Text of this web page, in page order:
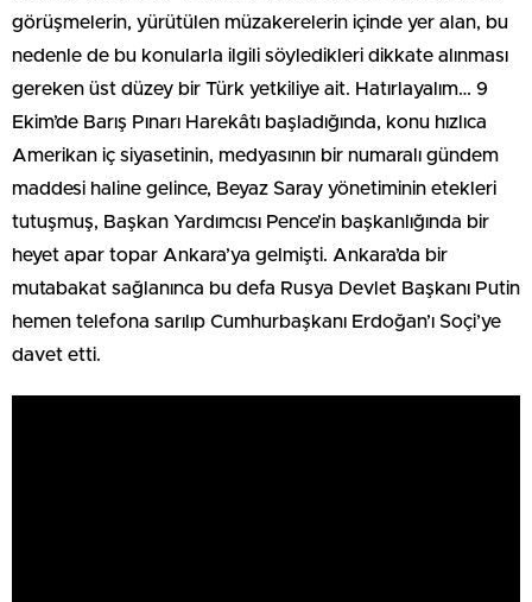
görüşmelerin, yürütülen müzakerelerin içinde yer alan, bu
nedenle de bu konularla ilgili söyledikleri dikkate alınması
gereken üst düzey bir Türk yetkiliye ait. Hatırlayalım… 9
Ekim’de Barış Pınarı Harekâtı başladığında, konu hızlıca
Amerikan iç siyasetinin, medyasının bir numaralı gündem
maddesi haline gelince, Beyaz Saray yönetiminin etekleri
tutuşmuş, Başkan Yardımcısı Pence’in başkanlığında bir
heyet apar topar Ankara’ya gelmişti. Ankara’da bir
mutabakat sağlanınca bu defa Rusya Devlet Başkanı Putin
hemen telefona sarılıp Cumhurbaşkanı Erdoğan’ı Soçi’ye
davet etti.